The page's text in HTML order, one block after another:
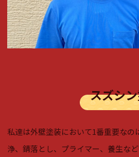
スズシ
私達は外壁塗装において1番重要な
浄、錆落とし、プライマー、養生な